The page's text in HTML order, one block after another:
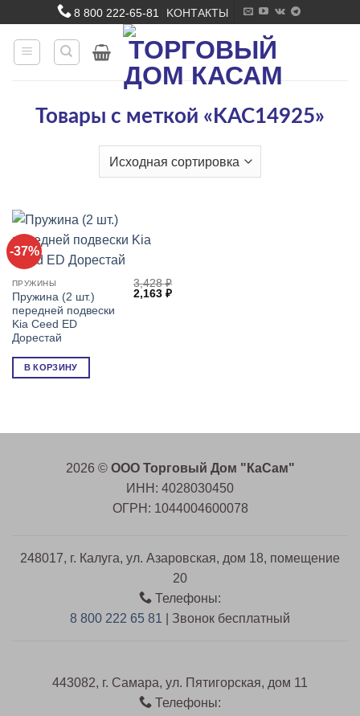
content
8 800 222-65-81 KОНТАКТЫ
Товары с меткой «KAC14925»
-37%
ПРУЖИНЫ
Пружина (2 шт.)
передней подвески
Kia Ceed ED
Дорестай
3,428₽
Первоначальная
цена
2,163₽Текущая
В КОРЗИНУ
2026 © ООО Торговый Дом "КаСам"
ИНН: 4028030450
ОГРН: 1044004600078
248017, г. Калуга, ул. Азаровская, дом 18, помещение
20
Телефоны:
8 800 222 65 81 | Звонок бесплатный
443082, г. Самара, ул. Пятигорская, дом 11
Телефоны: